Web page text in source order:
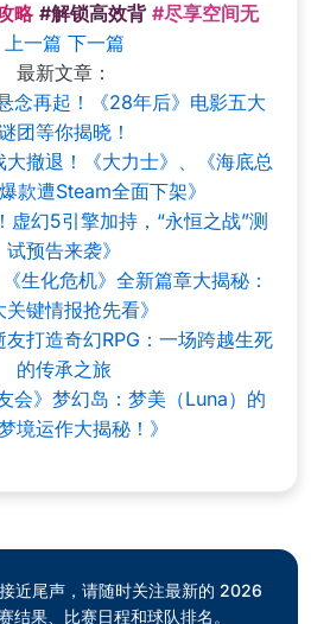
略 #解锁高效背 #尽享空间无
上一篇 下一篇
最新文章：
念再起！《28年后》电影五大
团等你揭晓！
大撤退！《大力士》、《海底总
款遭Steam全面下架》
虚幻5引擎加持，“永恒之战”测
试预告来袭》
生化危机》全新篇章大揭秘：
关键情报抢先看》
打造奇幻RPG：一场跨越生死
的传承之旅
会》梦幻岛：梦美（Luna）的
境运作大揭秘！》
近尾声，请随时关注最新的 2026
结果、比赛日程和球队排名。